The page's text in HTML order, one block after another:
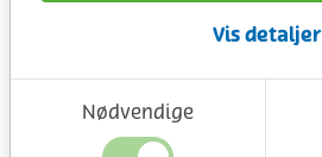
Vis detaljer
Nødvendige